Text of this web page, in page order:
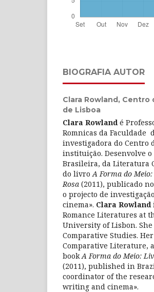
BIOGRAFIA AUTOR
Clara Rowland, Centro
de Lisboa
Clara Rowlandé
Romnicas da Faculdade
investigadora do Centro
instituição. Desenvolve
Brasileira, da Literatura
do livroA Forma do
Rosa (2011), publicado
o projecto de
cinema». Clara Rowland
Romance Literatures at
University of Lisbon.
Comparative Studies.
Comparative Literature,
bookA Forma do Meio:
(2011), published in
coordinator of the
writing and cinema».